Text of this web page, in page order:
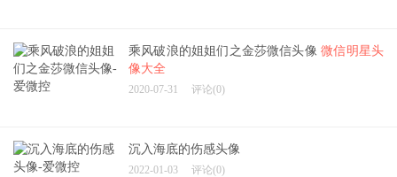
乘风破浪的姐姐们之金莎微信头像 微信明星头
像大全
2020-07-31 评论(0)
沉入海底的伤感头像
2022-01-03 评论(0)